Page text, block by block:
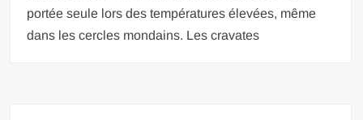
portée seule lors des températures élevées, même
dans les cercles mondains. Les cravates